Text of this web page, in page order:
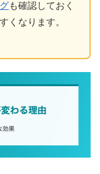
も確認しておく
くなります。